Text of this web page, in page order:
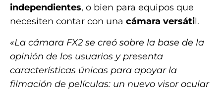
independientes, o bien para equipos que
necesiten contar con una cámara versátil.
«La cámara FX2 se creó sobre la base de la
opinión de los usuarios y presenta
características únicas para apoyar la
filmación de películas: un nuevo visor ocular